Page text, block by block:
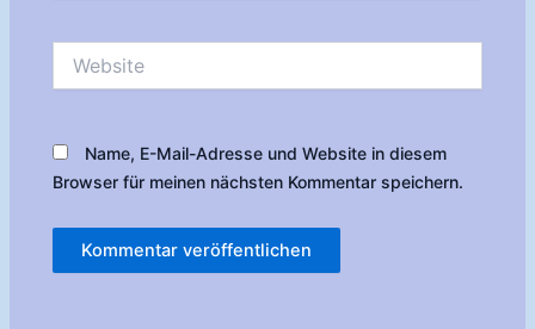
Name, E-Mail-Adresse und Website in diesem
Browser für meinen nächsten Kommentar speichern.